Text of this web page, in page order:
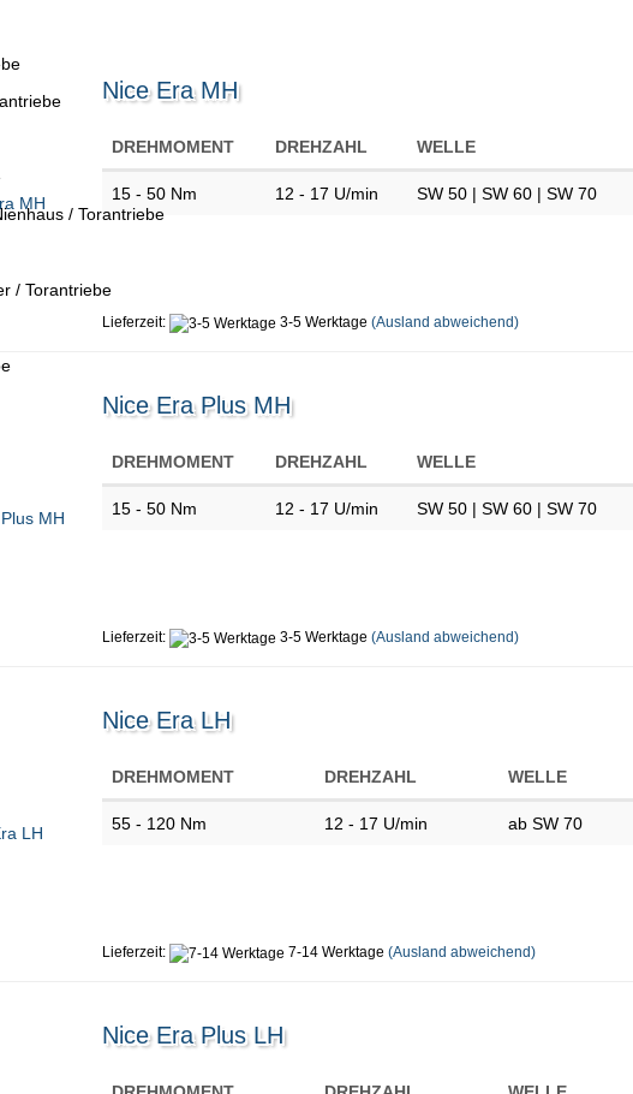
Nice Era MH
DREHMOMENT DREHZAHL WELLE
15 - 50 Nm 12 - 17 U/min SW 50 | SW 60 | SW 70
Lieferzeit: 3-5 Werktage (Ausland abweichend)
Nice Era Plus MH
DREHMOMENT DREHZAHL WELLE
15 - 50 Nm 12 - 17 U/min SW 50 | SW 60 | SW 70
Lieferzeit: 3-5 Werktage (Ausland abweichend)
Nice Era LH
DREHMOMENT DREHZAHL WELLE
55 - 120 Nm 12 - 17 U/min ab SW 70
Lieferzeit: 7-14 Werktage (Ausland abweichend)
Nice Era Plus LH
/ Torantriebe
/ Torantriebe